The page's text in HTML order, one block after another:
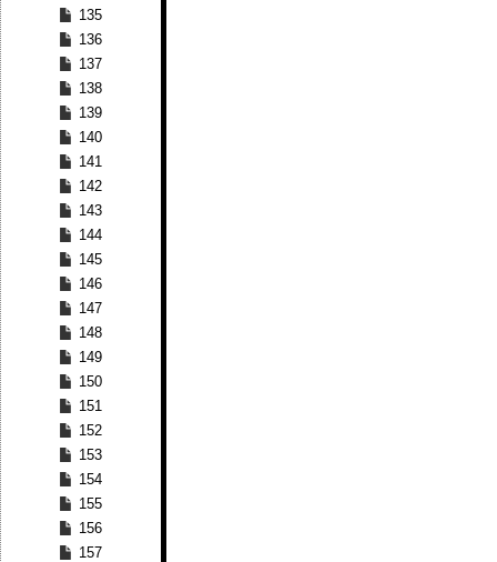
135
136
137
138
139
140
141
142
143
144
145
146
147
148
149
150
151
152
153
154
155
156
157